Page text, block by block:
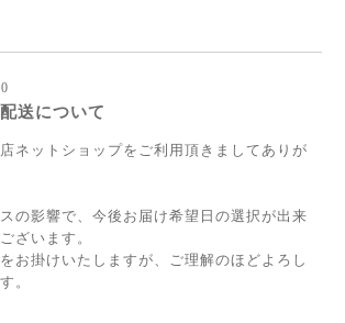
送について
ネットショップをご利用頂きましてありが
の影響で、今後お届け希望日の選択が出来
ざいます。
お掛けいたしますが、ご理解のほどよろし
。